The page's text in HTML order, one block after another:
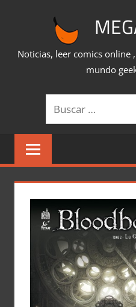
Noticias, leer comics online
mundo
Buscar: